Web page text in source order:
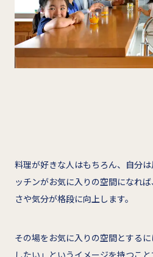
料理が好きな人はもちろん、自分
ッチンがお気に入りの空間になれ
さや気分が格段に向上します。
その場をお気に入りの空間とする
したい」というイメージを持つこと